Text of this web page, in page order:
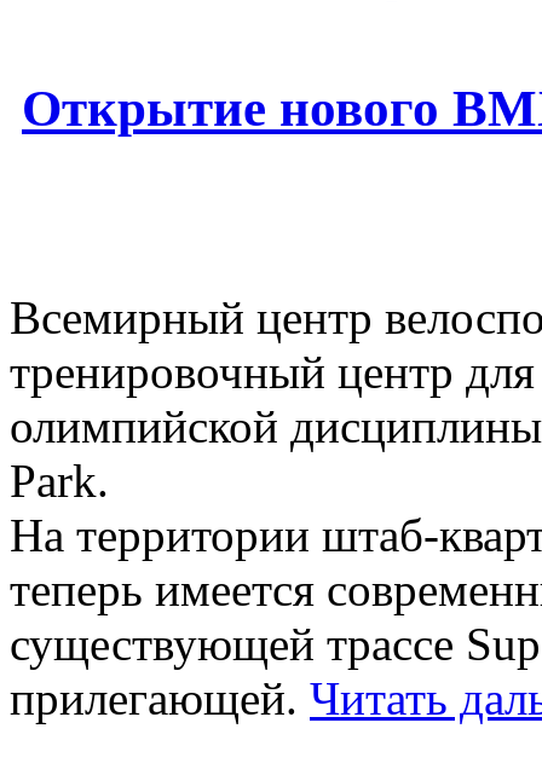
Открытие нового
Всемирный центр
тренировочный центр
олимпийской
Park.
На территории штаб-
теперь имеется
существующей трассе
прилегающей. Читать